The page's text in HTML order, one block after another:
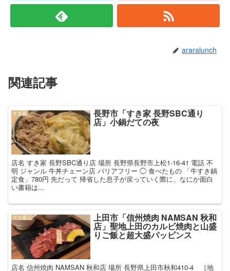
araralunch
関連記事
すき家 長野市「すき家 長野SBC通り
店」小鍋だての夜
店名 すき家 長野SBC通り店 場所 長野県長野市上松1-16-41 電話 不
明 ジャンル 牛丼チェーン店 バリアフリー ◯ 食べたもの 「牛すき鍋
定食」780円 先だって 帰省した息子が戻っていく際に、なにか面白
い書籍は...
デカ盛り 上田市「信州焼肉 NAMSAN 秋和
店」聖地上田のカルビ焼肉と山盛
りご飯と超大盛パッピンス
店名 信州焼肉 NAMSAN 秋和店 場所 長野県上田市秋和410-4 ［地